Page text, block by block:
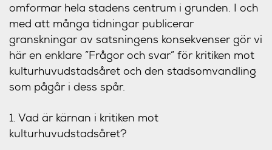
omformar hela stadens centrum i grunden. I och
med att många tidningar publicerar
granskningar av satsningens konsekvenser gör vi
här en enklare ”Frågor och svar” för kritiken mot
kulturhuvudstadsåret och den stadsomvandling
som pågår i dess spår.
1. Vad är kärnan i kritiken mot
kulturhuvudstadsåret?